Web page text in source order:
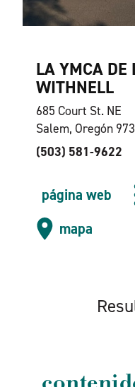
LA YMCA DE
WITHNELL
685 Court St. NE
Salem, Oregón
(503) 581-9622
página web
mapa